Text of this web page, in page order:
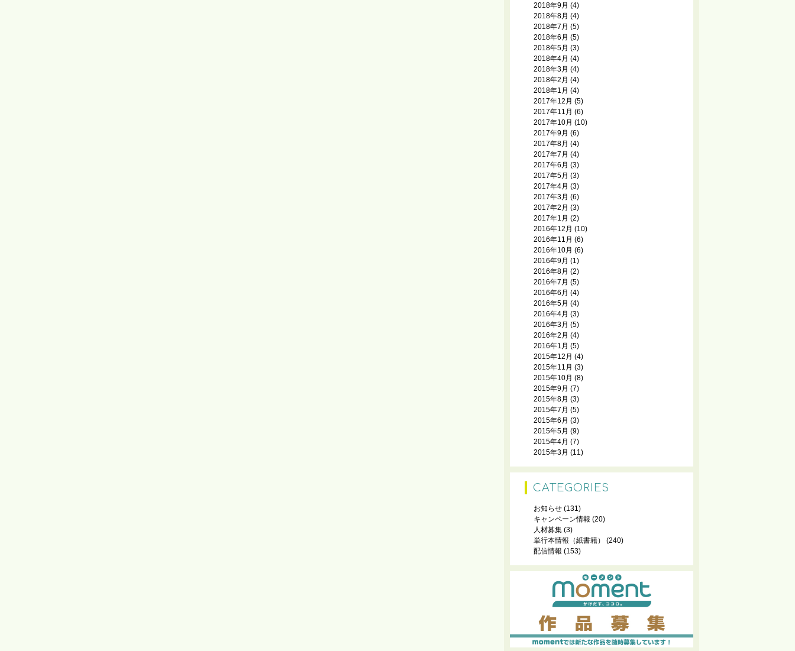
2018年9月 (4)
2018年8月 (4)
2018年7月 (5)
2018年6月 (5)
2018年5月 (3)
2018年4月 (4)
2018年3月 (4)
2018年2月 (4)
2018年1月 (4)
2017年12月 (5)
2017年11月 (6)
2017年10月 (10)
2017年9月 (6)
2017年8月 (4)
2017年7月 (4)
2017年6月 (3)
2017年5月 (3)
2017年4月 (3)
2017年3月 (6)
2017年2月 (3)
2017年1月 (2)
2016年12月 (10)
2016年11月 (6)
2016年10月 (6)
2016年9月 (1)
2016年8月 (2)
2016年7月 (5)
2016年6月 (4)
2016年5月 (4)
2016年4月 (3)
2016年3月 (5)
2016年2月 (4)
2016年1月 (5)
2015年12月 (4)
2015年11月 (3)
2015年10月 (8)
2015年9月 (7)
2015年8月 (3)
2015年7月 (5)
2015年6月 (3)
2015年5月 (9)
2015年4月 (7)
2015年3月 (11)
CATEGORIES
お知らせ (131)
キャンペーン情報 (20)
人材募集 (3)
単行本情報（紙書籍）
(240)
配信情報 (153)